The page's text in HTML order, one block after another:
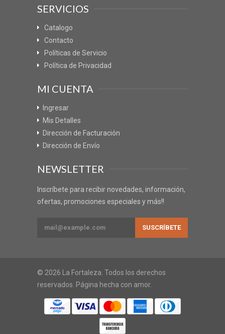
SERVICIOS
Catalogo
Contacto
Políticas de Servicio
Política de Privacidad
MI CUENTA
Ingresar
Mis Detalles
Dirección de Facturación
Dirección de Envío
NEWSLETTER
Inscríbete para recibir novedades, información,
ofertas, promociones especiales y más!!
© 2026 La Fortaleza. Todos los derechos
reservados. Página hecha con amor.